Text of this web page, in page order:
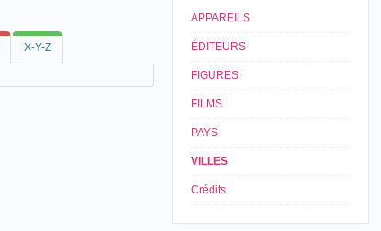
X-Y-Z
APPAREILS
ÉDITEURS
FIGURES
FILMS
PAYS
VILLES
Crédits